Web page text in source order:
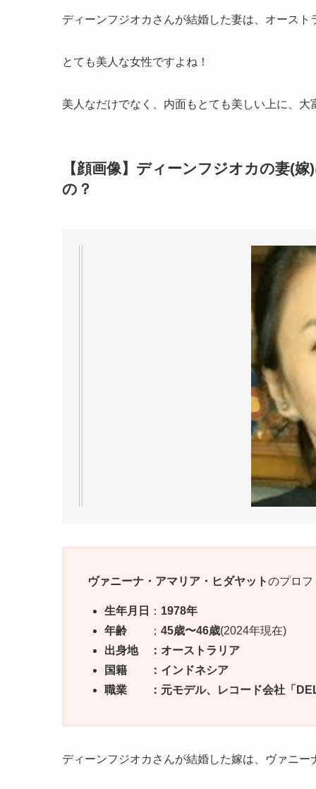
ディーンフジオカさんが結婚した妻は、オースト
とても美人な女性ですよね！
美人なだけでなく、内面もとても美しい上に、大
【顔画像】ディーンフジオカの妻(
の？
ヴァニーナ・アマリア・ヒダヤットのプロフ
生年月日 ： 1978年
年齢 ； 45歳〜46歳(2024年現在)
出身地 ：オーストラリア
国籍 ：インドネシア
職業 ：元モデル、レコード会社「
ディーンフジオカさんが結婚した嫁は、ヴァニー